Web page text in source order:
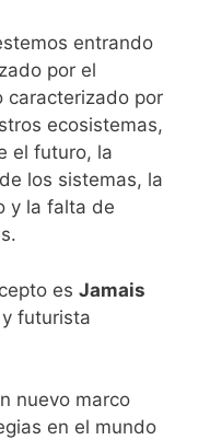
entrando
por el
caracterizado por
ecosistemas,
el futuro, la
los sistemas, la
y la falta de
es Jamais
futurista
nuevo marco
en el mundo